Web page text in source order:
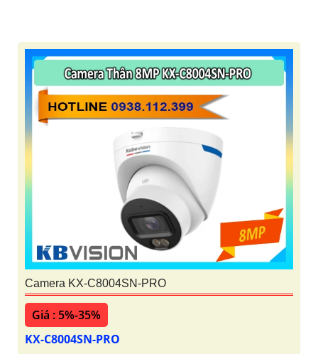
Camera KX-C8004SN-PRO
Giá : 5%-35%
KX-C8004SN-PRO